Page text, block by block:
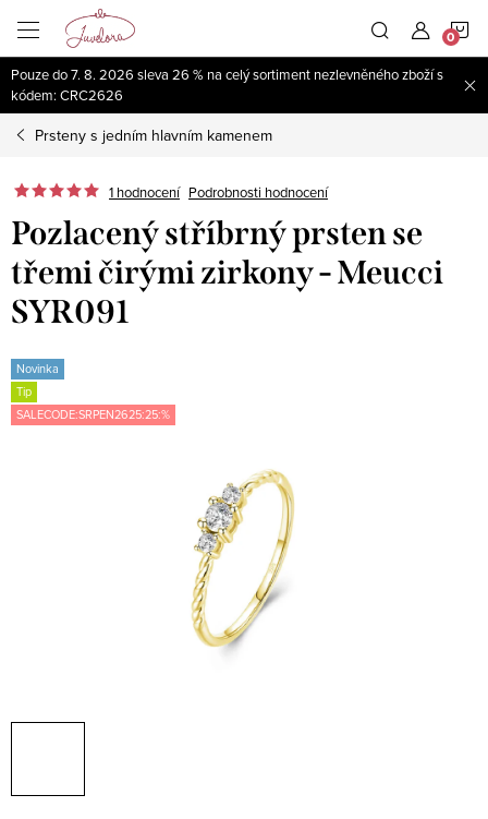
obsah
Pouze do 7. 8. 2026 sleva 26 % na celý sortiment nezlevněného zboží s
kódem: CRC2626
Prsteny s jedním hlavním kamenem
1 hodnocení Podrobnosti hodnocení
Pozlacený stříbrný prsten se
třemi čirými zirkony - Meucci
SYR091
Novinka
Tip
SALECODE:SRPEN2625:25:%